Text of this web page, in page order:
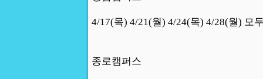
4/17(목) 4/21(월) 4/24(목) 4/28(월) 모
종로캠퍼스